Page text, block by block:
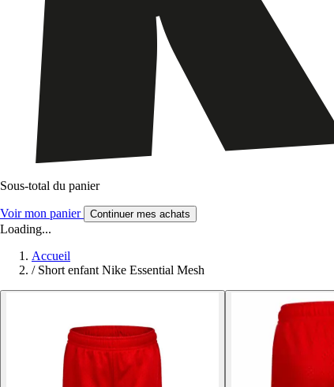
Sous-total du panier
Voir mon panier Continuer mes achats
Loading...
Accueil
/ Short enfant Nike Essential Mesh